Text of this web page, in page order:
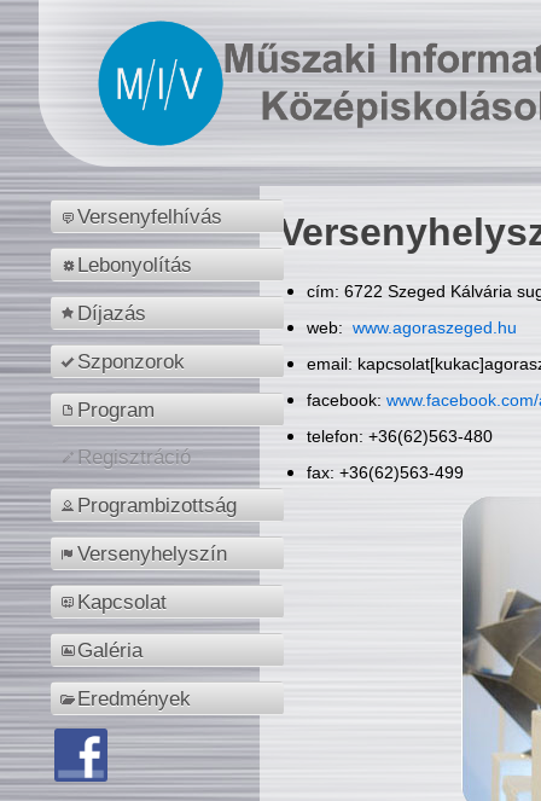
Versenyfelhívás
Lebonyolítás
Díjazás
Szponzorok
Program
Regisztráció
Programbizottság
Versenyhelyszín
Kapcsolat
Galéria
Eredmények
cím: 6722 Szeged Kálvária
web: www.agoraszeged.hu
email:
facebook:
telefon: +36(62)563-480
fax: +36(62)563-499